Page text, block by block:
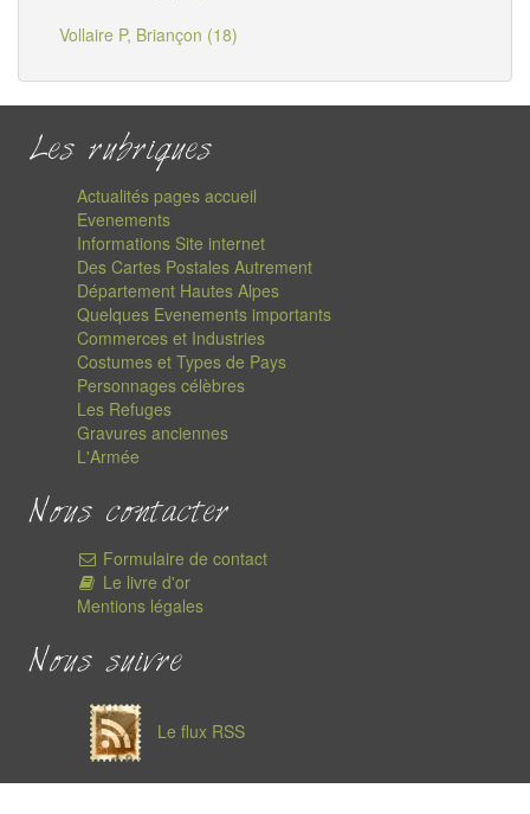
Vollaire P, Briançon (18)
Les rubriques
Actualités pages accueil
Evenements
Informations Site internet
Des Cartes Postales Autrement
Département Hautes Alpes
Quelques Evenements importants
Commerces et Industries
Costumes et Types de Pays
Personnages célèbres
Les Refuges
Gravures anciennes
L'Armée
Nous contacter
Formulaire de contact
Le livre d'or
Mentions légales
Nous suivre
Le flux RSS